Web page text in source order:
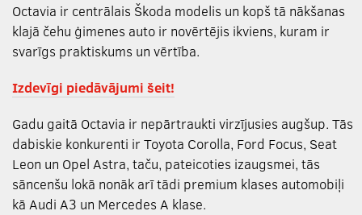
Octavia ir centrālais Škoda modelis un kopš tā nākšanas
klajā čehu ģimenes auto ir novērtējis ikviens, kuram ir
svarīgs praktiskums un vērtība.
Izdevīgi piedāvājumi šeit!
Gadu gaitā Octavia ir nepārtraukti virzījusies augšup. Tās
dabiskie konkurenti ir Toyota Corolla, Ford Focus, Seat
Leon un Opel Astra, taču, pateicoties izaugsmei, tās
sāncenšu lokā nonāk arī tādi premium klases automobiļi
kā Audi A3 un Mercedes A klase.